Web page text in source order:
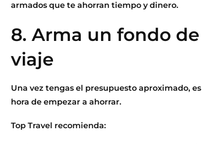
armados que te ahorran tiempo y dinero.
8. Arma un fondo de
viaje
Una vez tengas el presupuesto aproximado, es
hora de empezar a ahorrar.
Top Travel recomienda: